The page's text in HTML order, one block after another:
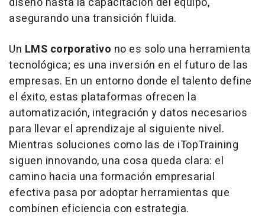
asegurando una transición fluida.
Un LMS corporativo no es solo una herramienta
tecnológica; es una inversión en el futuro de las
empresas. En un entorno donde el talento define
el éxito, estas plataformas ofrecen la
automatización, integración y datos necesarios
para llevar el aprendizaje al siguiente nivel.
Mientras soluciones como las de iTopTraining
siguen innovando, una cosa queda clara: el
camino hacia una formación empresarial
efectiva pasa por adoptar herramientas que
combinen eficiencia con estrategia.